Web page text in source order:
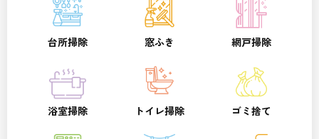
台所掃除 窓ふき 網戸掃除
浴室掃除 トイレ掃除 ゴミ捨て